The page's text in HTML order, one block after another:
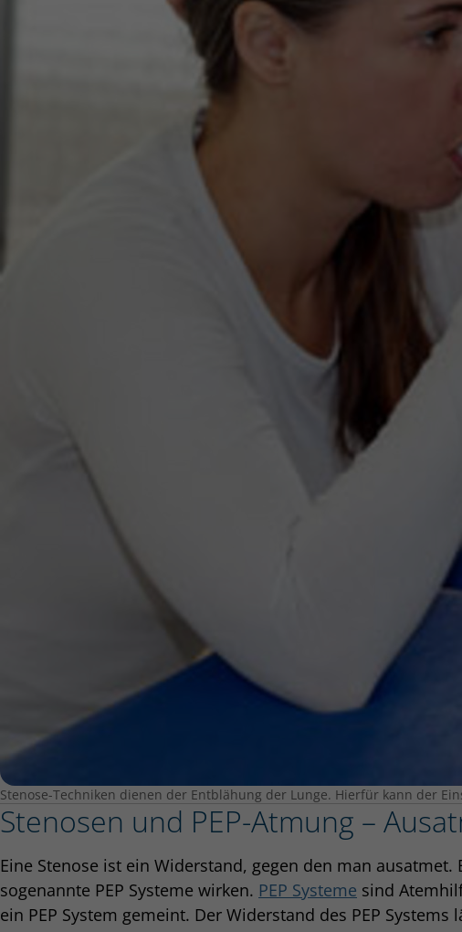
Stenose-Techniken dienen der Entblähung der Lunge. Hierfür kann der
Stenosen und PEP-Atmung –
Eine Stenose ist ein Widerstand, gegen den man
sogenannte PEP Systeme wirken. PEP Systeme sind
ein PEP System gemeint. Der Widerstand des PEP